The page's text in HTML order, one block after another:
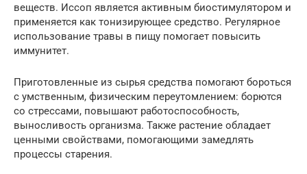
веществ. Иссоп является активным биостимулятором и
применяется как тонизирующее средство. Регулярное
использование травы в пищу помогает повысить
иммунитет.
Приготовленные из сырья средства помогают бороться
с умственным, физическим переутомлением: борются
со стрессами, повышают работоспособность,
выносливость организма. Также растение обладает
ценными свойствами, помогающими замедлять
процессы старения.